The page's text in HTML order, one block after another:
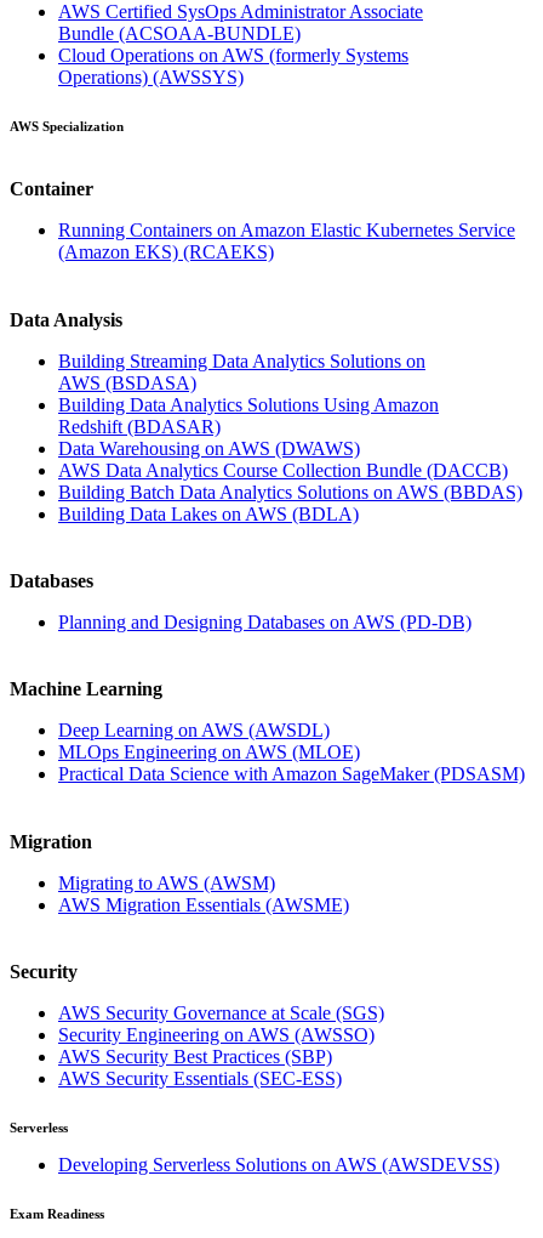
AWS Certified SysOps Administrator Associate
Bundle (ACSOAA-BUNDLE)
Cloud Operations on AWS (formerly Systems
Operations) (AWSSYS)
AWS Specialization
Container
Running Containers on Amazon Elastic Kubernetes Service
(Amazon EKS) (RCAEKS)
Data Analysis
Building Streaming Data Analytics Solutions on
AWS (BSDASA)
Building Data Analytics Solutions Using Amazon
Redshift (BDASAR)
Data Warehousing on AWS (DWAWS)
AWS Data Analytics Course Collection Bundle (DACCB)
Building Batch Data Analytics Solutions on AWS (BBDAS)
Building Data Lakes on AWS (BDLA)
Databases
Planning and Designing Databases on AWS (PD-DB)
Machine Learning
Deep Learning on AWS (AWSDL)
MLOps Engineering on AWS (MLOE)
Practical Data Science with Amazon SageMaker(PDSASM)
Migration
Migrating to AWS (AWSM)
AWS Migration Essentials (AWSME)
Security
AWS Security Governance at Scale (SGS)
Security Engineering on AWS (AWSSO)
AWS Security Best Practices (SBP)
AWS Security Essentials (SEC-ESS)
Serverless
Developing Serverless Solutions on AWS (AWSDEVSS)
Exam Readiness